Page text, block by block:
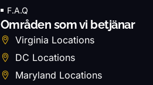
F.A.Q
Områden som vi betjänar
Virginia Locations
DC Locations
Maryland Locations